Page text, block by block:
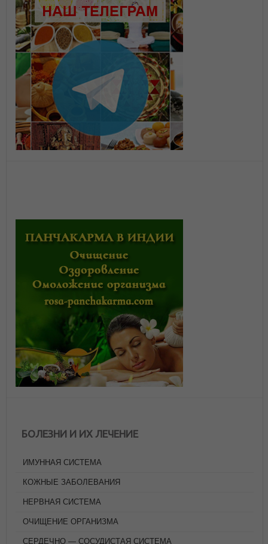
БОЛЕЗНИ И ИХ ЛЕЧЕНИЕ
ИМУННАЯ СИСТЕМА
КОЖНЫЕ ЗАБОЛЕВАНИЯ
НЕРВНАЯ СИСТЕМА
ОЧИЩЕНИЕ ОРГАНИЗМА
СЕРДЕЧНО — СОСУДИСТАЯ СИСТЕМА